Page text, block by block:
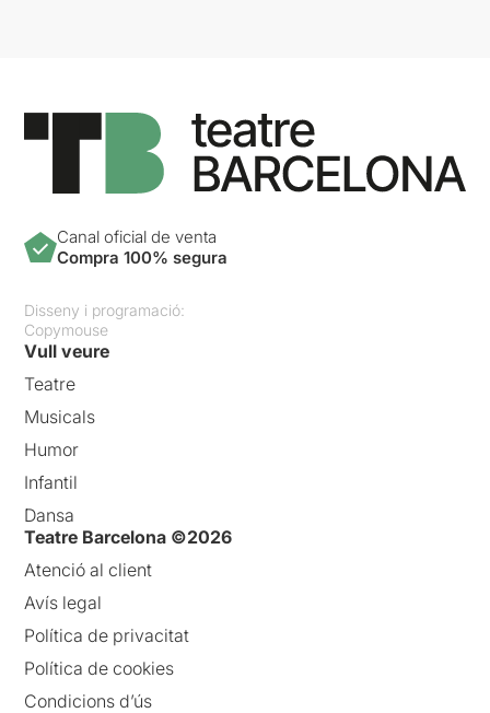
Canal oficial de venta
Compra 100% segura
Disseny i programació:
Copymouse
Vull veure
Teatre
Musicals
Humor
Infantil
Dansa
Teatre Barcelona ©2026
Atenció al client
Avís legal
Política de privacitat
Política de cookies
Condicions d’ús